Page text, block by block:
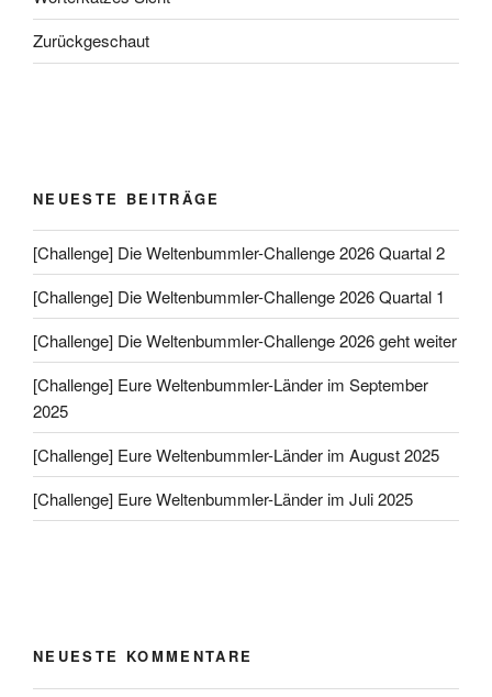
Zurückgeschaut
NEUESTE BEITRÄGE
[Challenge] Die Weltenbummler-Challenge 2026 Quartal 2
[Challenge] Die Weltenbummler-Challenge 2026 Quartal 1
[Challenge] Die Weltenbummler-Challenge 2026 geht weiter
[Challenge] Eure Weltenbummler-Länder im September
2025
[Challenge] Eure Weltenbummler-Länder im August 2025
[Challenge] Eure Weltenbummler-Länder im Juli 2025
NEUESTE KOMMENTARE